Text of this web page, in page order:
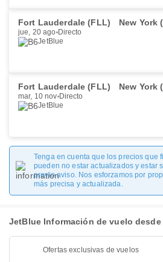
Fort Lauderdale (FLL) New York
jue, 20 ago Directo
JetBlue
Fort Lauderdale (FLL) New York
mar, 10 nov Directo
JetBlue
Tenga en cuenta que los precios que
pueden no estar actualizados y estar
previo aviso. Nos esforzamos por
más precisa y actualizada.
JetBlue Información de vuelo
Ofertas exclusivas de vuelos